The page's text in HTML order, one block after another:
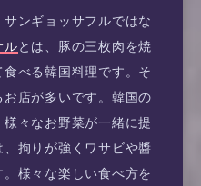
ンギョッサフルではな
ルとは、豚の三枚肉を焼
べる韓国料理です。そ
店が多いです。韓国の
々なお野菜が一緒に提
拘りが強くワサビや醬
様々な楽しい食べ方を